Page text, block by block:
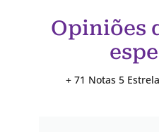
Opiniões
+ 71 Notas 5